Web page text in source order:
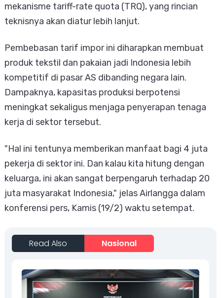
mekanisme tariff-rate quota (TRQ), yang rincian
teknisnya akan diatur lebih lanjut.
Pembebasan tarif impor ini diharapkan membuat
produk tekstil dan pakaian jadi Indonesia lebih
kompetitif di pasar AS dibanding negara lain.
Dampaknya, kapasitas produksi berpotensi
meningkat sekaligus menjaga penyerapan tenaga
kerja di sektor tersebut.
"Hal ini tentunya memberikan manfaat bagi 4 juta
pekerja di sektor ini. Dan kalau kita hitung dengan
keluarga, ini akan sangat berpengaruh terhadap 20
juta masyarakat Indonesia," jelas Airlangga dalam
konferensi pers, Kamis (19/2) waktu setempat.
Read Also Nasional